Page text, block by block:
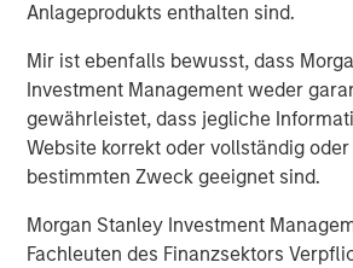
Anlageprodukts enthalten sind.
Mir ist ebenfalls bewusst, dass
Investment Management weder
gewährleistet, dass jegliche
Website korrekt oder vollständig
bestimmten Zweck geeignet sind.
Morgan Stanley Investment
Fachleuten des Finanzsektors
Strategy Model: A Factor-Based
Approach to Managing
Anton Heese and Matas Vala
Quantitative Duration Strategy
proprietary tools the team uses to
investment process, as it helps
and rigour with identifying and
relevant and important data.